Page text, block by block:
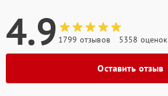
4.9 1799 отзывов 5358 оценок
Оставить отзыв